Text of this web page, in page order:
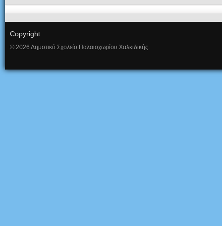
Copyright
© 2026 Δημοτικό Σχολείο Παλαιοχωρίου Χαλκιδικής.